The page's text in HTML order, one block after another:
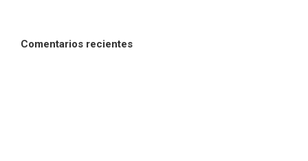
Comentarios recientes